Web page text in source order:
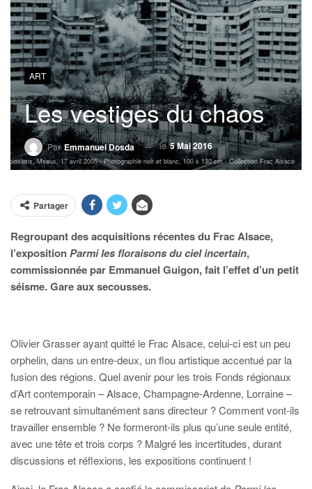
ART
Les vestiges du chaos
Par Emmanuel Dosda le5 Mai 2016
Meaux, 17 avril 2005 - Photographie noir et blanc, 100 x 130 cm - Collection Frac Alsace
Partager
Regroupant des acquisitions récentes du Frac Alsace,
l’expositionParmi les floraisons du ciel incertain,
commissionnée par Emmanuel Guigon, fait l’effet d’un petit
séisme. Gare aux secousses.
Olivier Grasser ayant quitté le Frac Alsace, celui-ci est un peu
orphelin, dans un entre-deux, un flou artistique accentué par la
fusion des régions. Quel avenir pour les trois Fonds régionaux
d’Art contemporain – Alsace, Champagne-Ardenne, Lorraine –
se retrouvant simultanément sans directeur ? Comment vont-ils
travailler ensemble ? Ne formeront-ils plus qu’une seule entité,
avec une tête et trois corps ? Malgré les incertitudes, durant
discussions et réflexions, les expositions continuent !